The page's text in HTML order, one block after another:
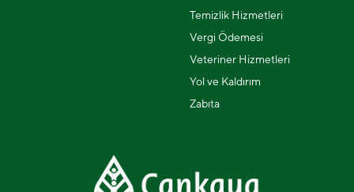
Temizlik Hizmetleri
Vergi Ödemesi
Veteriner Hizmetleri
Yol ve Kaldırım
Zabıta